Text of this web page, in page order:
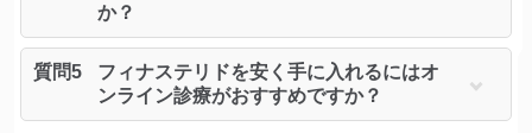
か？
質問5
フィナステリドを安く手に入れるにはオ
ンライン診療がおすすめですか？